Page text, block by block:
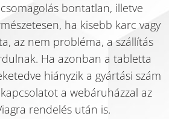
bontatlan, illetve
ha kisebb karc vagy
az nem probléma, a szállítás
Ha azonban a tabletta
hiányzik a gyártási szám
a webáruházzal az
rendelés után is.